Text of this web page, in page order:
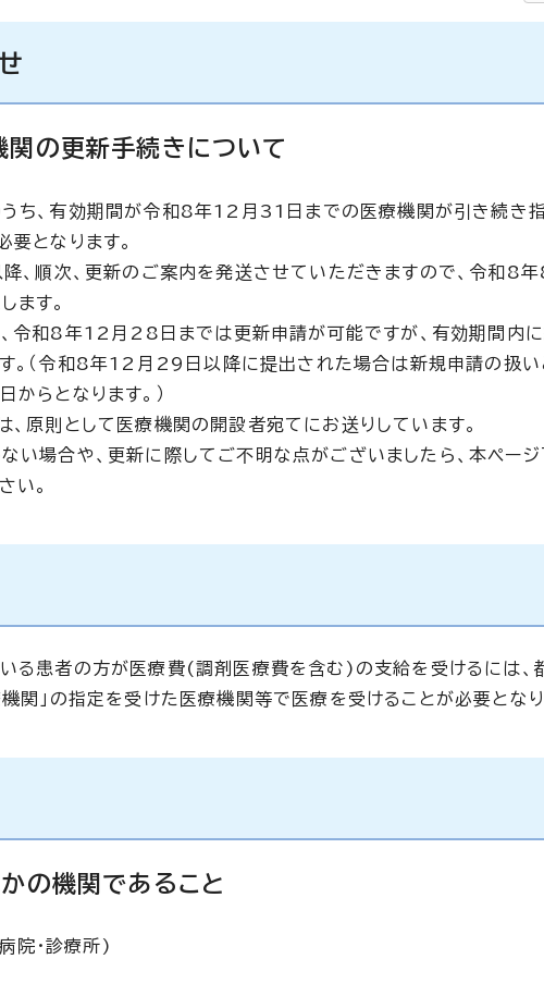
関の更新手続きについて
ち、有効期間が令和8年12月31日までの医療機関が引き続き
要となります。
、順次、更新のご案内を発送させていただきますので、令和8
ます。
令和8年12月28日までは更新申請が可能ですが、有効期間内
。（令和8年12月29日以降に提出された場合は新規申請の扱い
からとなります。）
、原則として医療機関の開設者宛てにお送りしています。
い場合や、更新に際してご不明な点がございましたら、本ペー
い。
る患者の方が医療費(調剤医療費を含む)の支給を受けるには
関」の指定を受けた医療機関等で医療を受けることが必要となり
の機関であること
院・診療所)